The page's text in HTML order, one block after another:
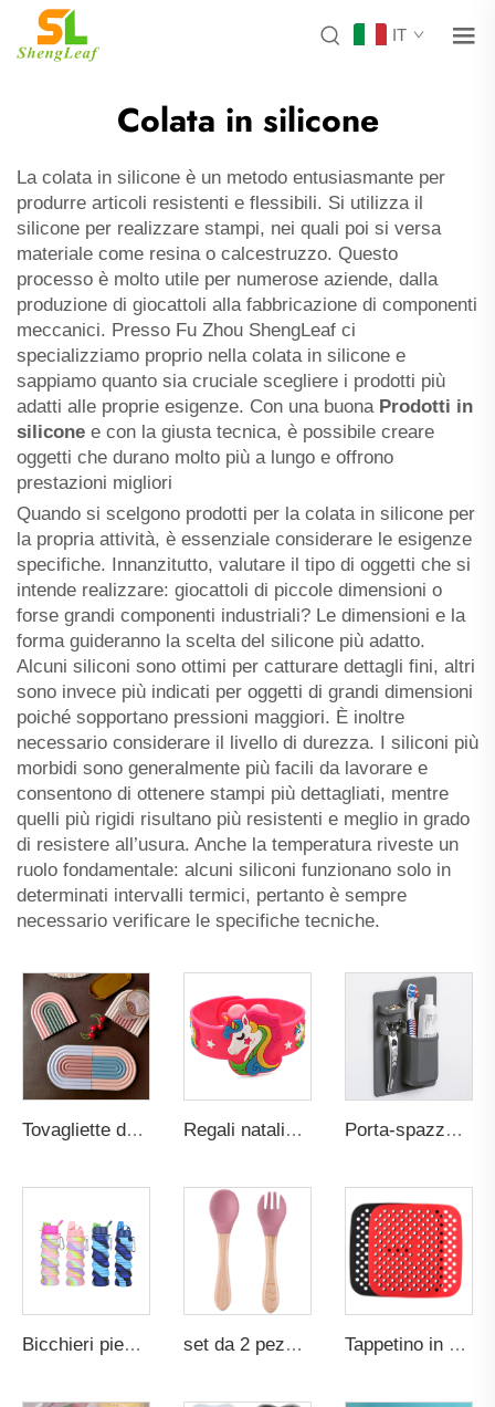
IT
Colata in silicone
La colata in silicone è un metodo entusiasmante per
produrre articoli resistenti e flessibili. Si utilizza il
silicone per realizzare stampi, nei quali poi si versa
materiale come resina o calcestruzzo. Questo
processo è molto utile per numerose aziende, dalla
produzione di giocattoli alla fabbricazione di componenti
meccanici. Presso Fu Zhou ShengLeaf ci
specializziamo proprio nella colata in silicone e
sappiamo quanto sia cruciale scegliere i prodotti più
adatti alle proprie esigenze. Con una buona Prodotti in
silicone e con la giusta tecnica, è possibile creare
oggetti che durano molto più a lungo e offrono
prestazioni migliori
Quando si scelgono prodotti per la colata in silicone per
la propria attività, è essenziale considerare le esigenze
specifiche. Innanzitutto, valutare il tipo di oggetti che si
intende realizzare: giocattoli di piccole dimensioni o
forse grandi componenti industriali? Le dimensioni e la
forma guideranno la scelta del silicone più adatto.
Alcuni siliconi sono ottimi per catturare dettagli fini, altri
sono invece più indicati per oggetti di grandi dimensioni
poiché sopportano pressioni maggiori. È inoltre
necessario considerare il livello di durezza. I siliconi più
morbidi sono generalmente più facili da lavorare e
consentono di ottenere stampi più dettagliati, mentre
quelli più rigidi risultano più resistenti e meglio in grado
di resistere all’usura. Anche la temperatura riveste un
ruolo fondamentale: alcuni siliconi funzionano solo in
determinati intervalli termici, pertanto è sempre
necessario verificare le specifiche tecniche.
Tovagliette da tavola in stile nordico, ecologiche, personalizzabili, in gomma, silicone o PVC, sottobicchieri antiscivolo con piattino e sottobicchiere a forma di arcobaleno carino per bevande Regali natalizi per bambini, braccialetti alla moda per bambini, simpatici braccialetti promozionali in silicone e PVC a forma di animali, unicorno in gomma Porta-spazzolino e porta-dentifricio intelligente in silicone con montaggio a parete, portatutto multifunzione da doccia o bagno, portabicchierino organizer con logo personalizzato
Bicchieri pieghevoli in silicone isolati per palestra, viaggio e sport, borracce isolanti per bevande set da 2 pezzi personalizzato, set da pranzo per bambini in silicone privo di BPA e di grado alimentare - Cucchiaio e forchetta con punta in silicone morbido e manico in legno per l'alimentazione del bambino Tappetino in Silicone Riutilizzabile Spesso Senza BPA Antiaderente per Alimenti di Grado Alimentare per Forno Cottura in Padella Pizza Pollo Paste Dolciaria Friggitrice ad Aria